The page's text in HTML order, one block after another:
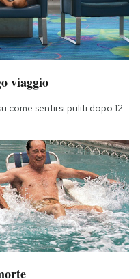
viaggio
come sentirsi puliti dopo 12